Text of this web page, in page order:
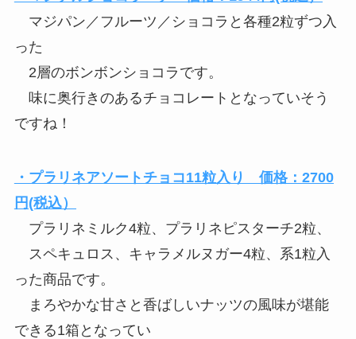
マジパン／フルーツ／ショコラと各種2粒ずつ入
った
2層のボンボンショコラです。
味に奥行きのあるチョコレートとなっていそう
ですね！
・プラリネアソートチョコ11粒入り 価格：2700
円(税込）
プラリネミルク4粒、プラリネピスターチ2粒、
スペキュロス、キャラメルヌガー4粒、系1粒入
った商品です。
まろやかな甘さと香ばしいナッツの風味が堪能
できる1箱となってい